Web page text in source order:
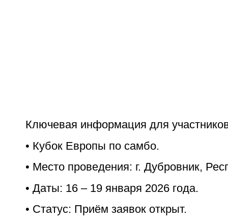
Ключевая информация для
• Кубок Европы по самбо.
• Место проведения: г. Дубровник,
• Даты: 16 – 19 января 2026 года.
• Статус: Приём заявок открыт.